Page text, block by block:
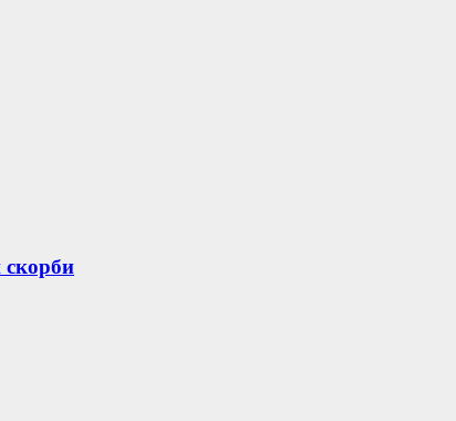
скорби